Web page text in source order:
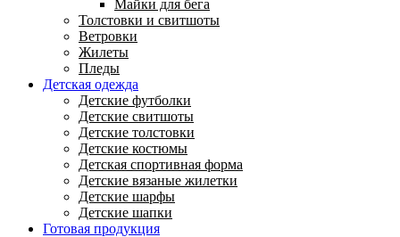
Майки для бега
Толстовки и свитшоты
Ветровки
Жилеты
Пледы
Детская одежда
Детские футболки
Детские свитшоты
Детские толстовки
Детские костюмы
Детская спортивная форма
Детские вязаные жилетки
Детские шарфы
Детские шапки
Готовая продукция